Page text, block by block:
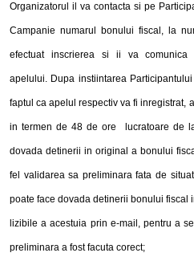
Organizatorul il va contacta si pe
Campanie numarul bonului fiscal, la
efectuat inscrierea si ii va comunica
apelului. Dupa instiintarea
faptul ca apelul respectiv va fi inregistrat,
in termen de 48 de ore lucratoare de
dovada detinerii in original a bonului
fel validarea sa preliminara fata de
poate face dovada detinerii bonului fiscal
lizibile a acestuia prin e-mail, pentru a
preliminara a fost facuta corect;